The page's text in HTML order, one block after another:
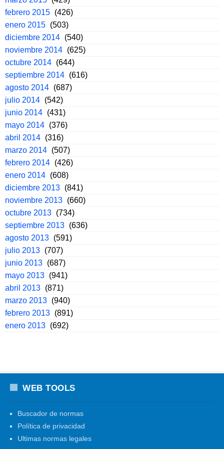
febrero 2015 (426)
enero 2015 (503)
diciembre 2014 (540)
noviembre 2014 (625)
octubre 2014 (644)
septiembre 2014 (616)
agosto 2014 (687)
julio 2014 (542)
junio 2014 (431)
mayo 2014 (376)
abril 2014 (316)
marzo 2014 (507)
febrero 2014 (426)
enero 2014 (608)
diciembre 2013 (841)
noviembre 2013 (660)
octubre 2013 (734)
septiembre 2013 (636)
agosto 2013 (591)
julio 2013 (707)
junio 2013 (687)
mayo 2013 (941)
abril 2013 (871)
marzo 2013 (940)
febrero 2013 (891)
enero 2013 (692)
WEB TOOLS
Buscador de normas
Política de privacidad
Ultimas normas legales